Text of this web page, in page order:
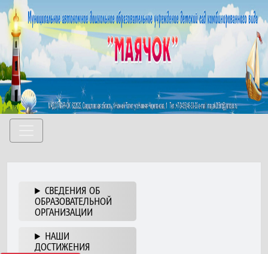
СВЕДЕНИЯ ОБ
ОБРАЗОВАТЕЛЬНОЙ
ОРГАНИЗАЦИИ
НАШИ
ДОСТИЖЕНИЯ